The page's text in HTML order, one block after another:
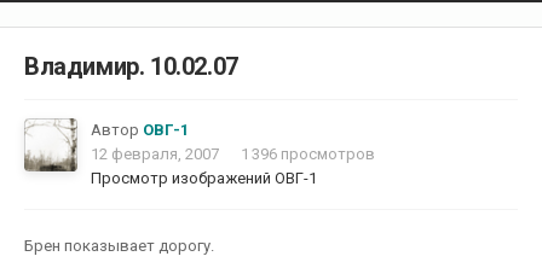
Владимир. 10.02.07
Автор ОВГ-1
12 февраля, 2007
1 396 просмотров
Просмотр изображений ОВГ-1
Брен показывает дорогу.